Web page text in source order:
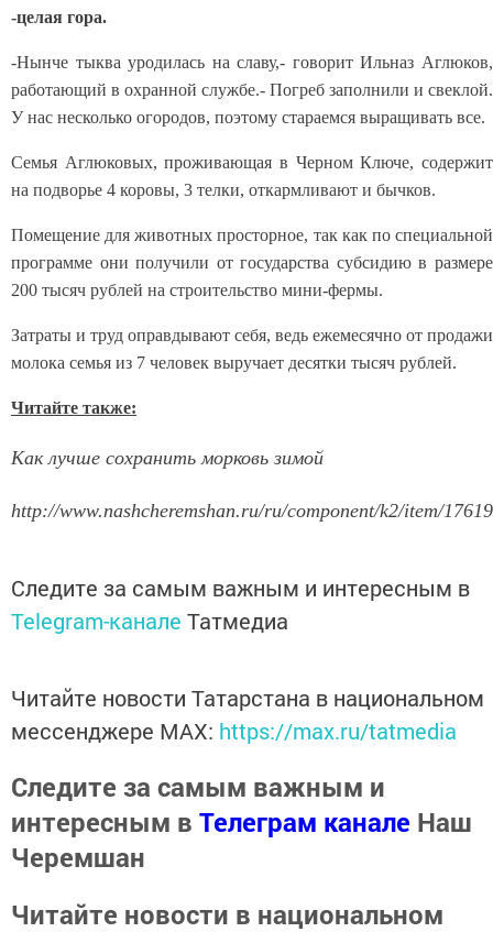
-целая гора.
-Нынче тыква уродилась на славу,- говорит Ильназ Аглюков,
работающий в охранной службе.- Погреб заполнили и свеклой.
У нас несколько огородов, поэтому стараемся выращивать все.
Семья Аглюковых, проживающая в Черном Ключе, содержит
на подворье 4 коровы, 3 телки, откармливают и бычков.
Помещение для животных просторное, так как по специальной
программе они получили от государства субсидию в размере
200 тысяч рублей на строительство мини-фермы.
Затраты и труд оправдывают себя, ведь ежемесячно от продажи
молока семья из 7 человек выручает десятки тысяч рублей.
Читайте также:
Как лучше сохранить морковь зимой
http://www.nashcheremshan.ru/ru/component/k2/item/17619
Следите за самым важным и интересным в
Telegram-канале Татмедиа
Читайте новости Татарстана в национальном
мессенджере MАХ: https://max.ru/tatmedia
Следите за самым важным и
интересным в Телеграм канале Наш
Черемшан
Читайте новости в национальном